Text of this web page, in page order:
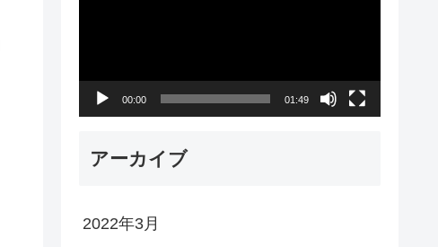
00:00 01:49
アーカイブ
2022年3月